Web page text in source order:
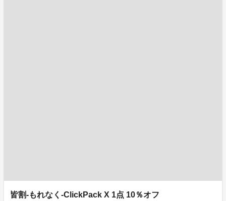
皆割-もれなく-ClickPack X 1点 10％オフ